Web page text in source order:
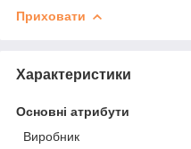
Приховати
Характеристики
Основні атрибути
Виробник